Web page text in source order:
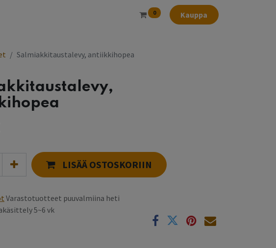
0 Kauppa
Salmiakkitaustalevy, antiikkihopea
LISÄÄ OSTOSKORIIN
Varastotuotteet puuvalmiina heti
5~6 vk